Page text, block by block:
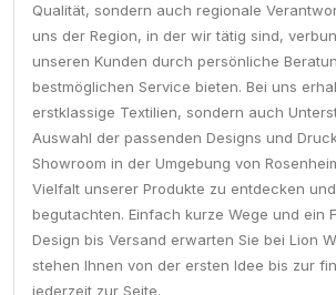
Qualität, sondern auch regionale
uns der Region, in der wir tätig sind,
unseren Kunden durch persönliche
bestmöglichen Service bieten. Bei uns
erstklassige Textilien, sondern auch
Auswahl der passenden Designs und
Showroom in der Umgebung von
Vielfalt unserer Produkte zu entdecken
begutachten. Einfach kurze Wege und ein
Design bis Versand erwarten Sie bei Lion
stehen Ihnen von der ersten Idee bis zur
jederzeit zur Seite.